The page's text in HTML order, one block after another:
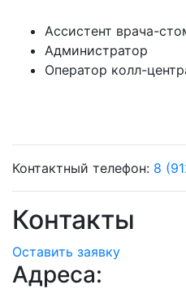
Ассистент врача-
Администратор
Оператор колл-
Контактный телефон: 8
Контакты
Оставить заявку
Адреса: